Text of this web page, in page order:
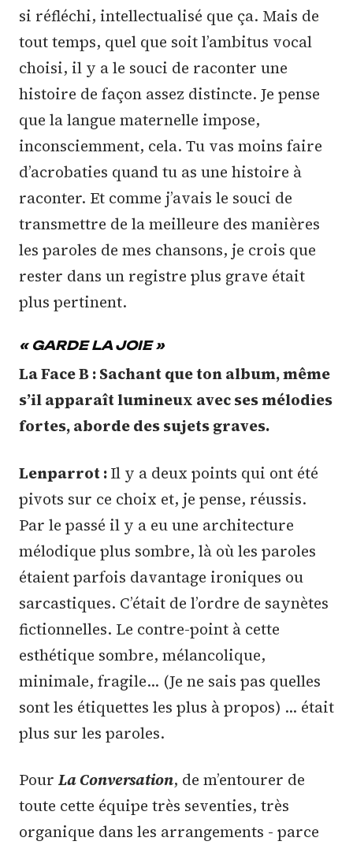
si réfléchi, intellectualisé que ça. Mais de
tout temps, quel que soit l’ambitus vocal
choisi, il y a le souci de raconter une
histoire de façon assez distincte. Je pense
que la langue maternelle impose,
inconsciemment, cela. Tu vas moins faire
d’acrobaties quand tu as une histoire à
raconter. Et comme j’avais le souci de
transmettre de la meilleure des manières
les paroles de mes chansons, je crois que
rester dans un registre plus grave était
plus pertinent.
« GARDE LA JOIE »
La Face B : Sachant que ton album, même
s’il apparaît lumineux avec ses mélodies
fortes, aborde des sujets graves.
Lenparrot :Il y a deux points qui ont été
pivots sur ce choix et, je pense, réussis.
Par le passé il y a eu une architecture
mélodique plus sombre, là où les paroles
étaient parfois davantage ironiques ou
sarcastiques. C’était de l’ordre de saynètes
fictionnelles. Le contre-point à cette
esthétique sombre, mélancolique,
minimale, fragile… (Je ne sais pas quelles
sont les étiquettes les plus à propos) … était
plus sur les paroles.
Pour La Conversation, de m’entourer de
toute cette équipe très seventies, très
organique dans les arrangements - parce